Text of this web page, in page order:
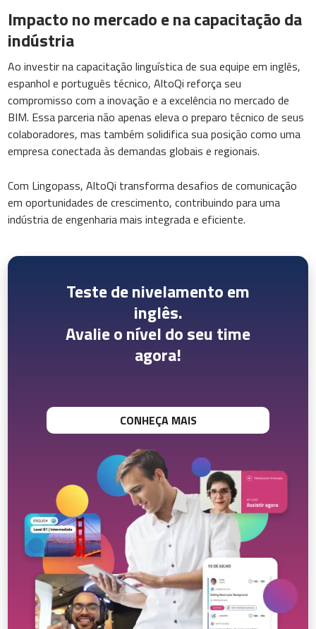
Impacto no mercado e na capacitação da
indústria
Ao investir na capacitação linguística de sua equipe em inglês,
espanhol e português técnico, AltoQi reforça seu
compromisso com a inovação e a excelência no mercado de
BIM. Essa parceria não apenas eleva o preparo técnico de seus
colaboradores, mas também solidifica sua posição como uma
empresa conectada às demandas globais e regionais.
Com Lingopass, AltoQi transforma desafios de comunicação
em oportunidades de crescimento, contribuindo para uma
indústria de engenharia mais integrada e eficiente.
Teste de nivelamento em
inglês.
Avalie o nível do seu time
agora!
CONHEÇA MAIS